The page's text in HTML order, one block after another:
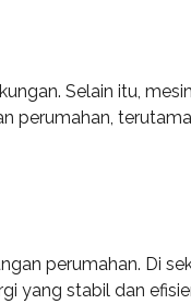
Selain itu,
perumahan,
perumahan. Di
yang stabil dan